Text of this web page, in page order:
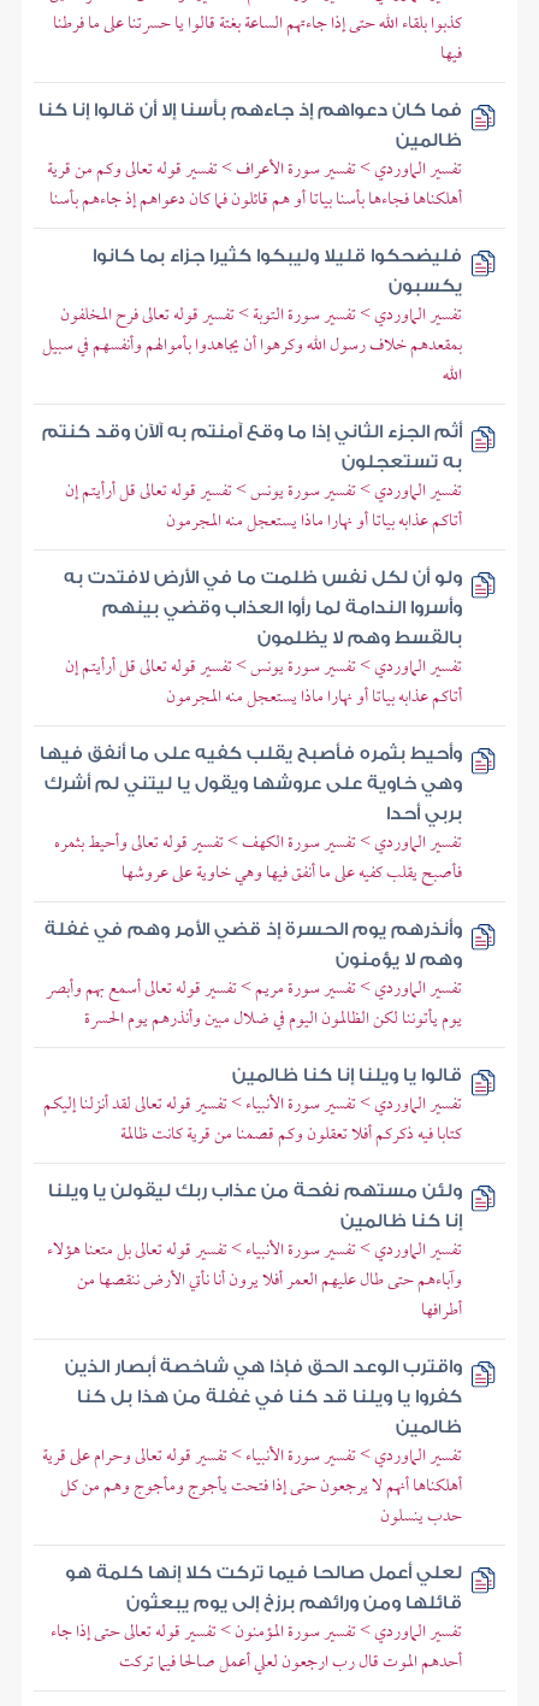
كذبوا بلقاء الله حتى إذا جاءتهم الساعة بغتة قالوا يا حسرتنا على ما فرطنا
فيها
فما كان دعواهم إذ جاءهم بأسنا إلا أن قالوا إنا كنا
ظالمين
تفسير الماوردي > تفسير سورة الأعراف > تفسير قوله تعالى وكم من قرية
أهلكناها فجاءها بأسنا بياتا أو هم قائلون فما كان دعواهم إذ جاءهم بأسنا
فليضحكوا قليلا وليبكوا كثيرا جزاء بما كانوا
يكسبون
تفسير الماوردي > تفسير سورة التوبة > تفسير قوله تعالى فرح المخلفون
بمقعدهم خلاف رسول الله وكرهوا أن يجاهدوا بأموالهم وأنفسهم في سبيل
الله
أثم الجزء الثاني إذا ما وقع آمنتم به آلآن وقد كنتم
به تستعجلون
تفسير الماوردي > تفسير سورة يونس > تفسير قوله تعالى قل أرأيتم إن
أتاكم عذابه بياتا أو نهارا ماذا يستعجل منه المجرمون
ولو أن لكل نفس ظلمت ما في الأرض لافتدت به
وأسروا الندامة لما رأوا العذاب وقضي بينهم
بالقسط وهم لا يظلمون
تفسير الماوردي > تفسير سورة يونس > تفسير قوله تعالى قل أرأيتم إن
أتاكم عذابه بياتا أو نهارا ماذا يستعجل منه المجرمون
وأحيط بثمره فأصبح يقلب كفيه على ما أنفق فيها
وهي خاوية على عروشها ويقول يا ليتني لم أشرك
بربي أحدا
تفسير الماوردي > تفسير سورة الكهف > تفسير قوله تعالى وأحيط بثمره
فأصبح يقلب كفيه على ما أنفق فيها وهي خاوية على عروشها
وأنذرهم يوم الحسرة إذ قضي الأمر وهم في غفلة
وهم لا يؤمنون
تفسير الماوردي > تفسير سورة مريم > تفسير قوله تعالى أسمع بهم وأبصر
يوم يأتوننا لكن الظالمون اليوم في ضلال مبين وأنذرهم يوم الحسرة
قالوا يا ويلنا إنا كنا ظالمين
تفسير الماوردي > تفسير سورة الأنبياء > تفسير قوله تعالى لقد أنزلنا إليكم
كتابا فيه ذكركم أفلا تعقلون وكم قصمنا من قرية كانت ظالمة
ولئن مستهم نفحة من عذاب ربك ليقولن يا ويلنا
إنا كنا ظالمين
تفسير الماوردي > تفسير سورة الأنبياء > تفسير قوله تعالى بل متعنا هؤلاء
وآباءهم حتى طال عليهم العمر أفلا يرون أنا نأتي الأرض ننقصها من
أطرافها
واقترب الوعد الحق فإذا هي شاخصة أبصار الذين
كفروا يا ويلنا قد كنا في غفلة من هذا بل كنا
ظالمين
تفسير الماوردي > تفسير سورة الأنبياء > تفسير قوله تعالى وحرام على قرية
أهلكناها أنهم لا يرجعون حتى إذا فتحت يأجوج ومأجوج وهم من كل
حدب ينسلون
لعلي أعمل صالحا فيما تركت كلا إنها كلمة هو
قائلها ومن ورائهم برزخ إلى يوم يبعثون
تفسير الماوردي > تفسير سورة المؤمنون > تفسير قوله تعالى حتى إذا جاء
أحدهم الموت قال رب ارجعون لعلي أعمل صالحا فيما تركت